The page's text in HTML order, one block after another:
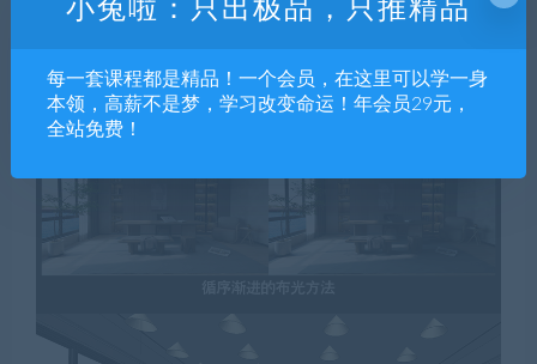
小兔啦：只出极品，只推精品
每一套课程都是精品！一个会员，在这里可以学一身
本领，高薪不是梦，学习改变命运！年会员29元，
全站免费！